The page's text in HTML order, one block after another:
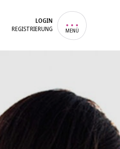
LOGIN
REGISTRIERUNG MENÜ